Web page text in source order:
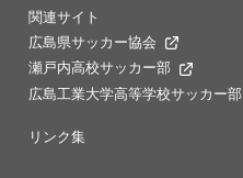
関連サイト
広島県サッカー協会
瀬戸内高校サッカー部
広島工業大学高等学校サッカー部
リンク集